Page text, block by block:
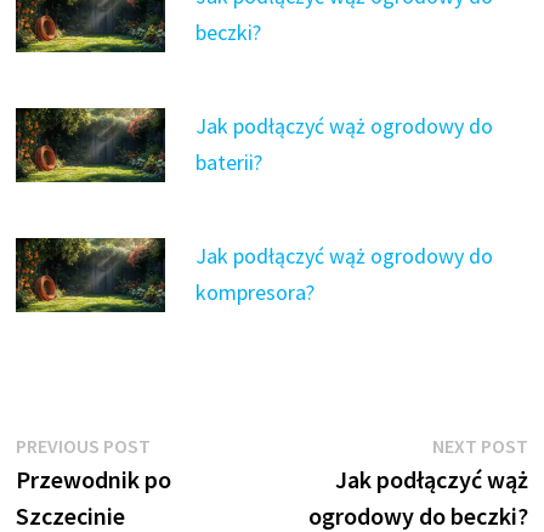
beczki?
Jak podłączyć wąż ogrodowy do
baterii?
Jak podłączyć wąż ogrodowy do
kompresora?
Nawigacja
wpisu
PREVIOUS POSTPrevious
post:
Przewodnik po
Szczecinie
NEXT POST
Jak podłączyć wąż
ogrodowy do beczki?